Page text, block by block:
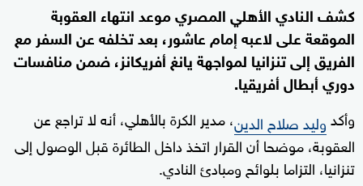
كشف النادي الأهلي المصري موعد انتهاء العقوبة
الموقعة على لاعبه إمام عاشور، بعد تخلفه عن السفر مع
الفريق إلى تنزانيا لمواجهة يانغ أفريكانز، ضمن منافسات
دوري أبطال أفريقيا.
وأكدوليد صلاح الدين، مدير الكرة بالأهلي، أنه لا تراجع عن
العقوبة، موضحا أن القرار اتخذ داخل الطائرة قبل الوصول إلى
تنزانيا، التزاما بلوائح ومبادئ النادي.